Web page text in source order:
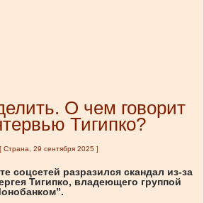
О чем говорит
Тигипко?
[ Страна, 29 сентября 2025 ]
соцсетей разразился скандал из-за
Тигипко, владеющего группой